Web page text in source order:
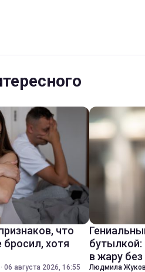
что
бросил, хотя
· 06 августа 2026, 16:55
бутылкой:
в жару
Людмила